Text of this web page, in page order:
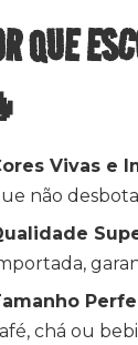
QUE
Vivas e
não
chá ou